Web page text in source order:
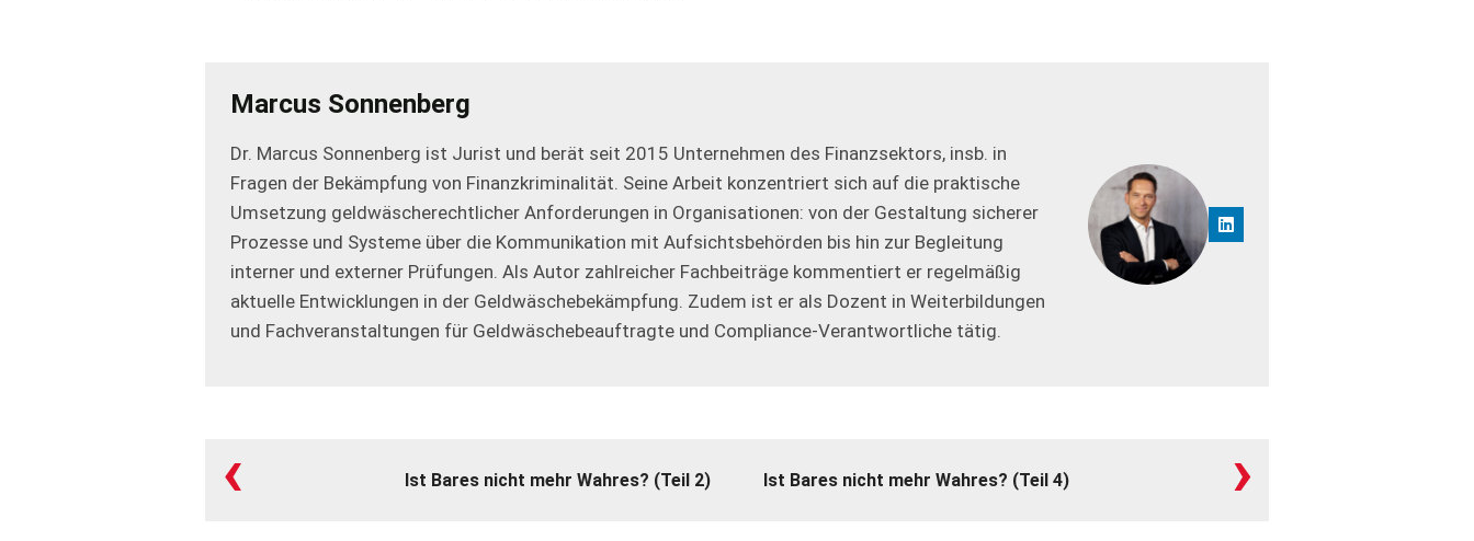
Marcus Sonnenberg
Dr. Marcus Sonnenberg ist Jurist und berät seit 2015 Unternehmen des Finanzsektors, insb. in
Fragen der Bekämpfung von Finanzkriminalität. Seine Arbeit konzentriert sich auf die praktische
Umsetzung geldwäscherechtlicher Anforderungen in Organisationen: von der Gestaltung sicherer
Prozesse und Systeme über die Kommunikation mit Aufsichtsbehörden bis hin zur Begleitung
interner und externer Prüfungen. Als Autor zahlreicher Fachbeiträge kommentiert er regelmäßig
aktuelle Entwicklungen in der Geldwäschebekämpfung. Zudem ist er als Dozent in Weiterbildungen
und Fachveranstaltungen für Geldwäschebeauftragte und Compliance-Verantwortliche tätig.
‹ Ist Bares nicht mehr Wahres? (Teil 2) Ist Bares nicht mehr Wahres? (Teil 4) ›